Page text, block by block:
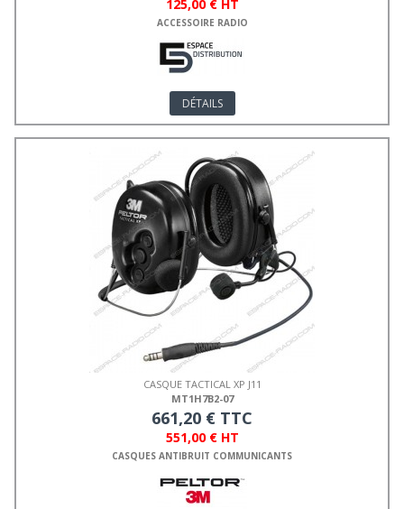
125,00 € HT
ACCESSOIRE RADIO
DÉTAILS
CASQUE TACTICAL XP J11
MT1H7B2-07
661,20 € TTC
551,00 € HT
CASQUES ANTIBRUIT COMMUNICANTS